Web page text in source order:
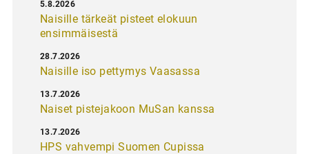
Naisille tärkeät pisteet elokuun
ensimmäisestä
5.8.2026
Naisille iso pettymys Vaasassa
28.7.2026
Naiset pistejakoon MuSan kanssa
13.7.2026
HPS vahvempi Suomen Cupissa
13.7.2026